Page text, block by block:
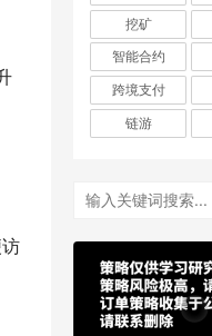
挖矿
智能合约
跨境支付
链游